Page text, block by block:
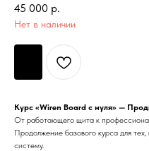
45 000 р.
Нет в наличии
Курс «Wiren Board с нуля» —
От работающего щита к
Продолжение базового курса для
систему.